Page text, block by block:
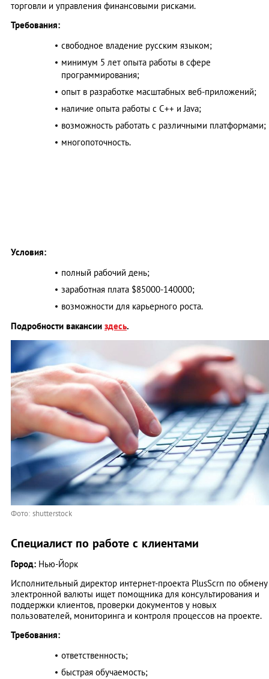
торговли и управления финансовыми рисками.
Требования:
свободное владение русским языком;
минимум 5 лет опыта работы в сфере
программирования;
опыт в разработке масштабных веб-приложений;
наличие опыта работы с C++ и Java;
возможность работать с различными платформами;
многопоточность.
Условия:
полный рабочий день;
заработная плата $85000-140000;
возможности для карьерного роста.
Подробности вакансии здесь.
Фото: shutterstock
Специалист по работе с клиентами
Город: Нью-Йорк
Исполнительный директор интернет-проекта PlusScrn по обмену
электронной валюты ищет помощника для консультирования и
поддержки клиентов, проверки документов у новых
пользователей, мониторинга и контроля процессов на проекте.
Требования:
ответственность;
быстрая обучаемость;